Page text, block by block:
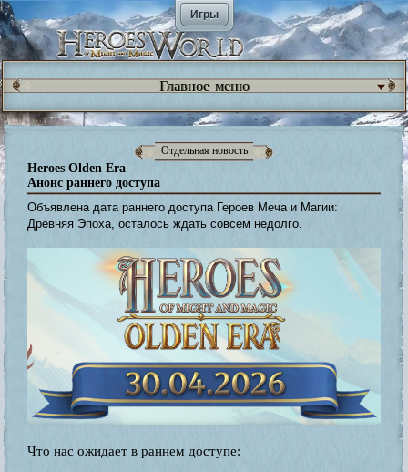
Игры
Главное меню
Отдельная новость
Heroes Olden Era
Анонс раннего доступа
Объявлена дата раннего доступа Героев Меча и Магии:
Древняя Эпоха, осталось ждать совсем недолго.
Что нас ожидает в раннем доступе: